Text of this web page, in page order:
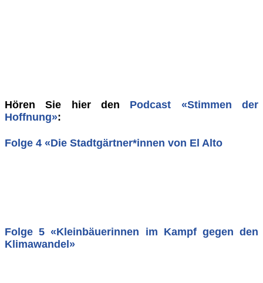
Hören Sie hier den Podcast «Stimmen der
Hoffnung»:
Folge 4 «Die Stadtgärtner*innen von El Alto
Folge 5 «Kleinbäuerinnen im Kampf gegen den
Klimawandel»